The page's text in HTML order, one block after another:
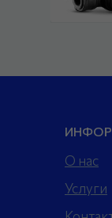
О нас
Услуги